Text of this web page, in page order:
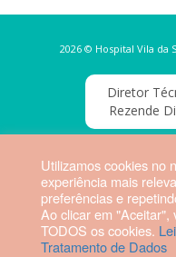
Utilizamos cookies no
experiência mais
preferências e
Ao clicar em "Aceitar",
TODOS os cookies.
Tratamento de Dados
2026 © Hospital Vila da
Diretor
Rezende